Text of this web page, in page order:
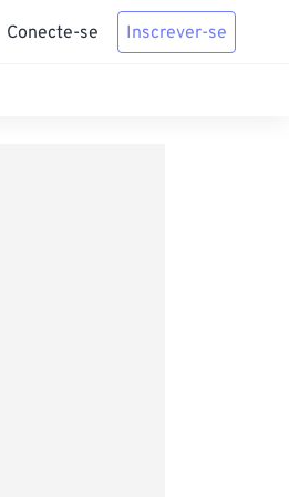
Conecte-se Inscrever-se